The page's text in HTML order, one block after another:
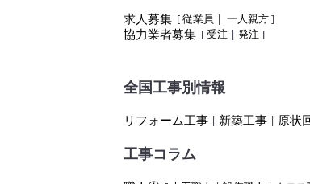
求人募集 [従業員 | 一人親方]
協力業者募集 [受注 | 発注 ]
全国工事別情報
リフォーム工事 | 新築工事 | 原状
工事コラム